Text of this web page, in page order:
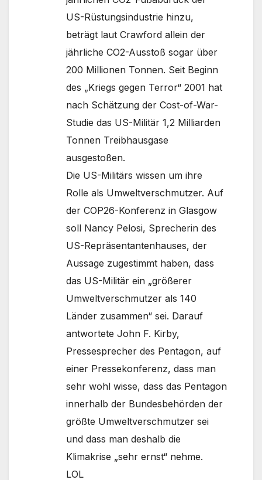
US-Rüstungsindustrie hinzu,
beträgt laut Crawford allein der
jährliche CO2-Ausstoß sogar über
200 Millionen Tonnen. Seit Beginn
des „Kriegs gegen Terror“ 2001 hat
nach Schätzung der Cost-of-War-
Studie das US-Militär 1,2 Milliarden
Tonnen Treibhausgase
ausgestoßen.
Die US-Militärs wissen um ihre
Rolle als Umweltverschmutzer. Auf
der COP26-Konferenz in Glasgow
soll Nancy Pelosi, Sprecherin des
US-Repräsentantenhauses, der
Aussage zugestimmt haben, dass
das US-Militär ein „größerer
Umweltverschmutzer als 140
Länder zusammen“ sei. Darauf
antwortete John F. Kirby,
Pressesprecher des Pentagon, auf
einer Pressekonferenz, dass man
sehr wohl wisse, dass das Pentagon
innerhalb der Bundesbehörden der
größte Umweltverschmutzer sei
und dass man deshalb die
Klimakrise „sehr ernst“ nehme.
LOL